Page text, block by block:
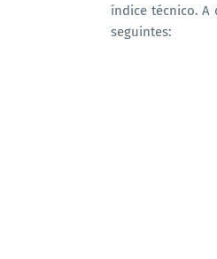
índice técnico. A
seguintes: